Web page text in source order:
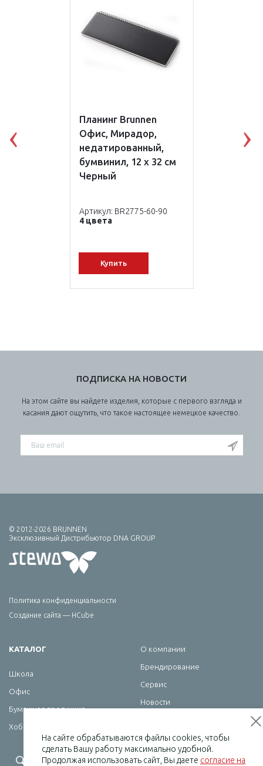
Планинг Brunnen
Офис, Мирадор,
недатированный,
бумвинил, 12 x 32 см
Черный
Артикул: BR2775-60-90
4 цвета
Купить
ПОДПИСКА НА НОВОСТИ
На этом сайте вы найдете изделия, которые с первого взгляда и
касания дают ощутить, что такое настоящее немецкое качество.
© 2012-2026 BRUNNEN
Эксклюзивный Дистрибьютор DNA GROUP
Политика конфиденциальности
Создание сайта — HCube
КАТАЛОГ
Школа
Офис
Бумажная продукция
Хобби
О компании
Брендирование
Сервис
Новости
+7 (495) 232-07-08
На сайте обрабатываются файлы cookies, чтобы
сделать Вашу работу максимально удобной.
Продолжая использовать сайт, Вы даете согласие на